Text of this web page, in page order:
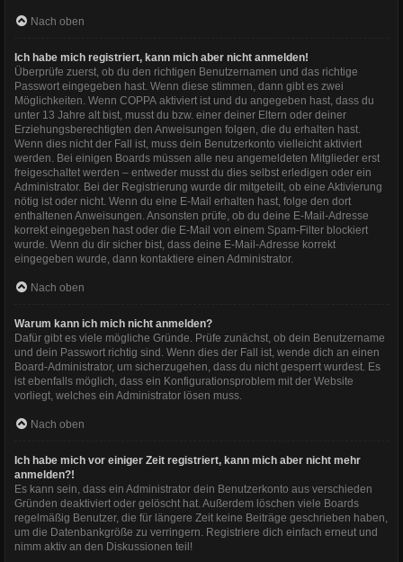
Nach oben
Ich habe mich registriert, kann mich aber nicht anmelden!
Überprüfe zuerst, ob du den richtigen Benutzernamen und das richtige
Passwort eingegeben hast. Wenn diese stimmen, dann gibt es zwei
Möglichkeiten. Wenn COPPA aktiviert ist und du angegeben hast, dass du
unter 13 Jahre alt bist, musst du bzw. einer deiner Eltern oder deiner
Erziehungsberechtigten den Anweisungen folgen, die du erhalten hast.
Wenn dies nicht der Fall ist, muss dein Benutzerkonto vielleicht aktiviert
werden. Bei einigen Boards müssen alle neu angemeldeten Mitglieder erst
freigeschaltet werden – entweder musst du dies selbst erledigen oder ein
Administrator. Bei der Registrierung wurde dir mitgeteilt, ob eine Aktivierung
nötig ist oder nicht. Wenn du eine E-Mail erhalten hast, folge den dort
enthaltenen Anweisungen. Ansonsten prüfe, ob du deine E-Mail-Adresse
korrekt eingegeben hast oder die E-Mail von einem Spam-Filter blockiert
wurde. Wenn du dir sicher bist, dass deine E-Mail-Adresse korrekt
eingegeben wurde, dann kontaktiere einen Administrator.
Nach oben
Warum kann ich mich nicht anmelden?
Dafür gibt es viele mögliche Gründe. Prüfe zunächst, ob dein Benutzername
und dein Passwort richtig sind. Wenn dies der Fall ist, wende dich an einen
Board-Administrator, um sicherzugehen, dass du nicht gesperrt wurdest. Es
ist ebenfalls möglich, dass ein Konfigurationsproblem mit der Website
vorliegt, welches ein Administrator lösen muss.
Nach oben
Ich habe mich vor einiger Zeit registriert, kann mich aber nicht mehr
anmelden?!
Es kann sein, dass ein Administrator dein Benutzerkonto aus verschieden
Gründen deaktiviert oder gelöscht hat. Außerdem löschen viele Boards
regelmäßig Benutzer, die für längere Zeit keine Beiträge geschrieben haben,
um die Datenbankgröße zu verringern. Registriere dich einfach erneut und
nimm aktiv an den Diskussionen teil!